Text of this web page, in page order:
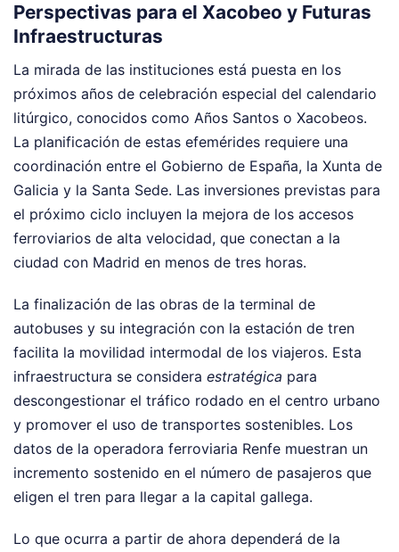
Perspectivas para el Xacobeo y Futuras
Infraestructuras
La mirada de las instituciones está puesta en los
próximos años de celebración especial del calendario
litúrgico, conocidos como Años Santos o Xacobeos.
La planificación de estas efemérides requiere una
coordinación entre el Gobierno de España, la Xunta de
Galicia y la Santa Sede. Las inversiones previstas para
el próximo ciclo incluyen la mejora de los accesos
ferroviarios de alta velocidad, que conectan a la
ciudad con Madrid en menos de tres horas.
La finalización de las obras de la terminal de
autobuses y su integración con la estación de tren
facilita la movilidad intermodal de los viajeros. Esta
infraestructura se considera estratégica para
descongestionar el tráfico rodado en el centro urbano
y promover el uso de transportes sostenibles. Los
datos de la operadora ferroviaria Renfe muestran un
incremento sostenido en el número de pasajeros que
eligen el tren para llegar a la capital gallega.
Lo que ocurra a partir de ahora dependerá de la